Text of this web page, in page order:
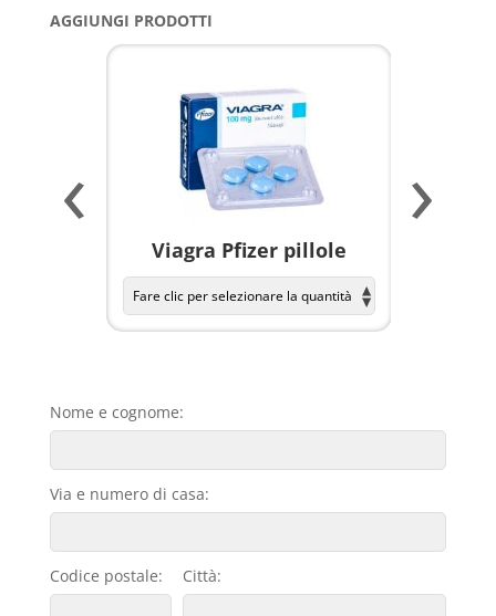
AGGIUNGI PRODOTTI
Viagra Pfizer pillole
‹ ›
Nome e cognome:
Via e numero di casa:
Codice postale: Città: